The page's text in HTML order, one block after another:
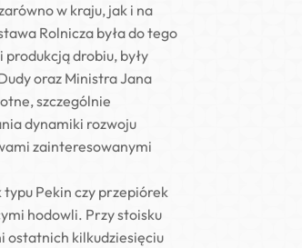
w kraju, jak i na
Rolnicza była do tego
drobiu, były
oraz Ministra Jana
szczególnie
dynamiki rozwoju
zainteresowanymi
Pekin czy przepiórek
hodowli. Przy stoisku
ostatnich kilkudziesięciu